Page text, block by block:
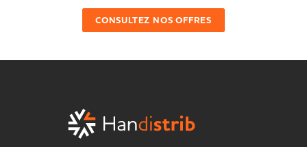
CONSULTEZ NOS OFFRES